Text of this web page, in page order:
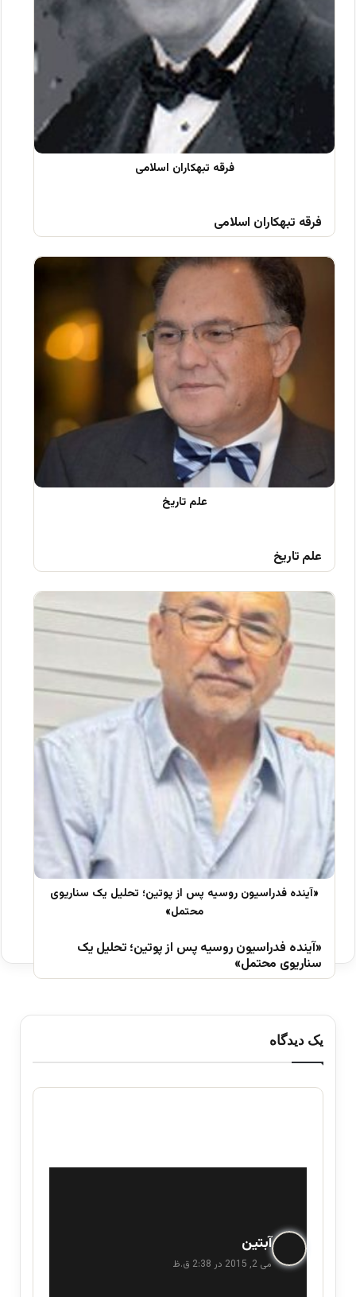
فرقه تبهکاران اسلامی
علم تاریخ
«آینده فدراسیون روسیه پس از پوتین؛ تحلیل یک
سناریوی محتمل»
یک دیدگاه
آبتین
ف
می 2, 2015 در 2:38 ق.ظ